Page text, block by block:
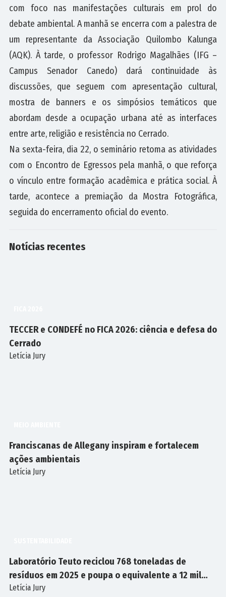
com foco nas manifestações culturais em prol do
debate ambiental. A manhã se encerra com a palestra de
um representante da Associação Quilombo Kalunga
(AQK). À tarde, o professor Rodrigo Magalhães (IFG –
Campus Senador Canedo) dará continuidade às
discussões, que seguem com apresentação cultural,
mostra de banners e os simpósios temáticos que
abordam desde a ocupação urbana até as interfaces
entre arte, religião e resistência no Cerrado.
Na sexta-feira, dia 22, o seminário retoma as atividades
com o Encontro de Egressos pela manhã, o que reforça
o vínculo entre formação acadêmica e prática social. À
tarde, acontece a premiação da Mostra Fotográfica,
seguida do encerramento oficial do evento.
Notícias recentes
TECCER e CONDEFÉ no FICA 2026: ciência e defesa do
Cerrado
Letícia Jury
Franciscanas de Allegany inspiram e fortalecem
ações ambientais
Letícia Jury
Laboratório Teuto reciclou 768 toneladas de
resíduos em 2025 e poupa o equivalente a 12 mil
árvores
Letícia Jury